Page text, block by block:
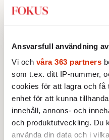
Ansvarsfull användning
Vi och våra 363 partners
som t.ex. ditt IP-nummer,
cookies för att lagra och få
enhet för att kunna
innehåll, annons- och
och produktutveckling. Du
använda din data och i
3.Vattenbristen är här –
ut
4.Nina Lekander:På
alla om att vara
5.Bitte Assarmo:Sagan
KRÖNIKA
6. Sakine Madon:
Efter
vänstern för Agnes